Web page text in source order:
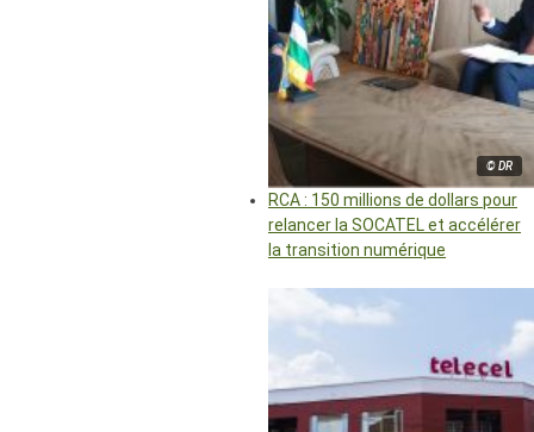
© DR
RCA : 150 millions de dollars pour
relancer la SOCATEL et accélérer
la transition numérique